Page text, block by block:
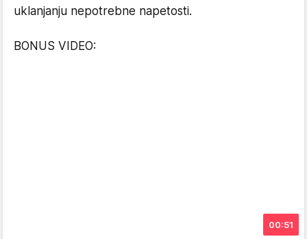
uklanjanju nepotrebne napetosti.
BONUS VIDEO:
00:51